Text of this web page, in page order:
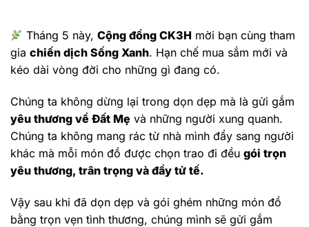
Tháng 5 này,Cộng đồng CK3H mời bạn cùng tham
gia chiến dịch Sống Xanh. Hạn chế mua sắm mới và
kéo dài vòng đời cho những gì đang có.
Chúng ta không dừng lại trong dọn dẹp mà là gửi gắm
yêu thương về Đất Mẹ và những người xung quanh.
Chúng ta không mang rác từ nhà mình đẩy sang người
khác mà mỗi món đồ được chọn trao đi đều gói trọn
yêu thương, trân trọng và đầy tử tế.
Vậy sau khi đã dọn dẹp và gói ghém những món đồ
bằng trọn vẹn tình thương, chúng mình sẽ gửi gắm